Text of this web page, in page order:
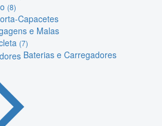
(8)
Capacetes
e Malas
(7)
Baterias e Carregadores